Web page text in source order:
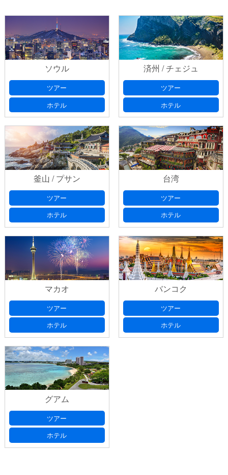
ソウル
ツアー
ホテル
済州 / チェジュ
ツアー
ホテル
釜山 / プサン
ツアー
ホテル
台湾
ツアー
ホテル
マカオ
ツアー
ホテル
バンコク
ツアー
ホテル
グアム
ツアー
ホテル